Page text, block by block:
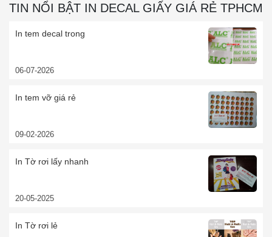
TIN NỔI BẬT IN DECAL GIẤY GIÁ RẺ TPHCM
In tem decal trong
06-07-2026
In tem vỡ giá rẻ
09-02-2026
In Tờ rơi lấy nhanh
20-05-2025
In Tờ rơi lẻ